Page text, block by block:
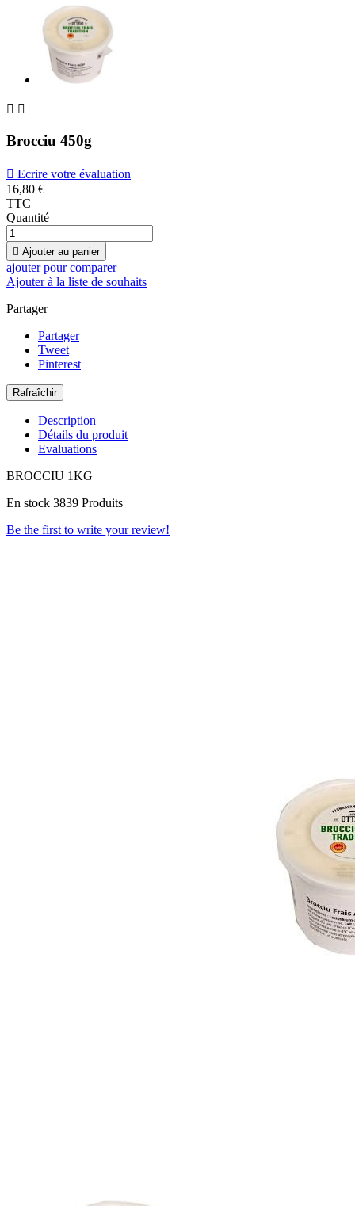
 
Brocciu 450g
 Ecrire votre évaluation
16,80 €
TTC
Quantité
 Ajouter au panier
ajouter pour comparer
Ajouter à la liste de souhaits
Partager
Partager
Tweet
Pinterest
Description
Détails du produit
Evaluations
BROCCIU 1KG
En stock 3839 Produits
Be the first to write your review!